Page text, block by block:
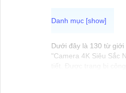
Dưới đây là 130 từ giới
"Camera 4K Siêu Sắc